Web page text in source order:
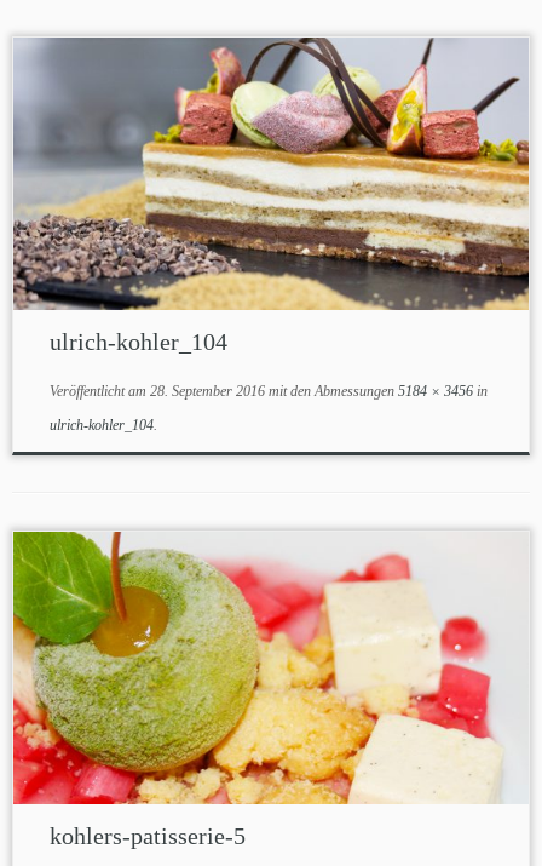
ulrich-kohler_104
Veröffentlicht am 28. September 2016mit den Abmessungen5184 × 3456in
ulrich-kohler_104.
kohlers-patisserie-5